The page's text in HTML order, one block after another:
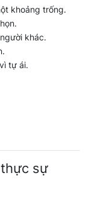
khoảng trống.
khác.
tự ái.
sự